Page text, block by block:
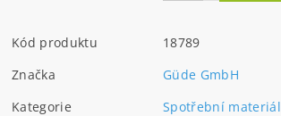
Kód produktu
18789
Značka
Güde GmbH
Kategorie
Spotřební materiál